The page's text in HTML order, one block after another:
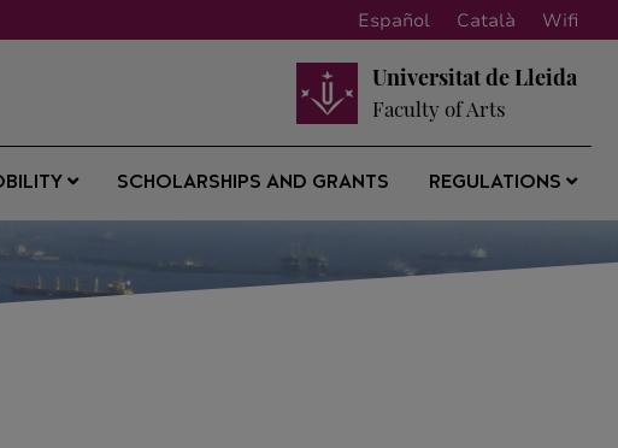
Español Català Wifi
Universitat de Lleida
Faculty of Arts
SCHOLARSHIPS AND GRANTS REGULATIONS